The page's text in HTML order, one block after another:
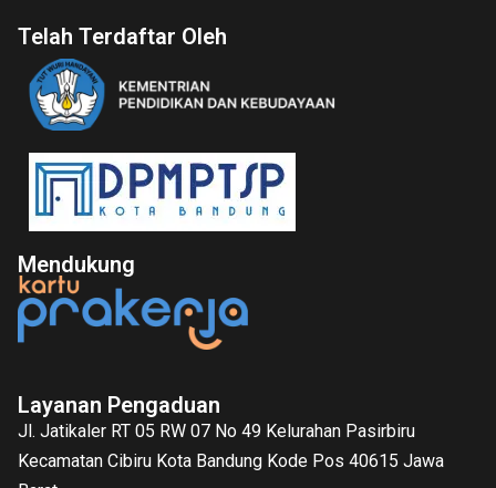
Telah Terdaftar Oleh
Mendukung
Layanan Pengaduan
Jl. Jatikaler RT 05 RW 07 No 49 Kelurahan Pasirbiru
Kecamatan Cibiru Kota Bandung Kode Pos 40615 Jawa